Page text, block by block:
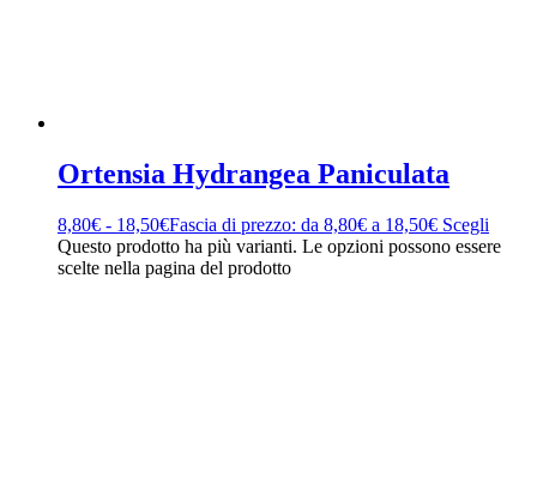
Ortensia Hydrangea Paniculata
8,80€ - 18,50€Fascia di prezzo: da 8,80€ a 18,50€ Scegli
Questo prodotto ha più varianti. Le opzioni possono essere
scelte nella pagina del prodotto